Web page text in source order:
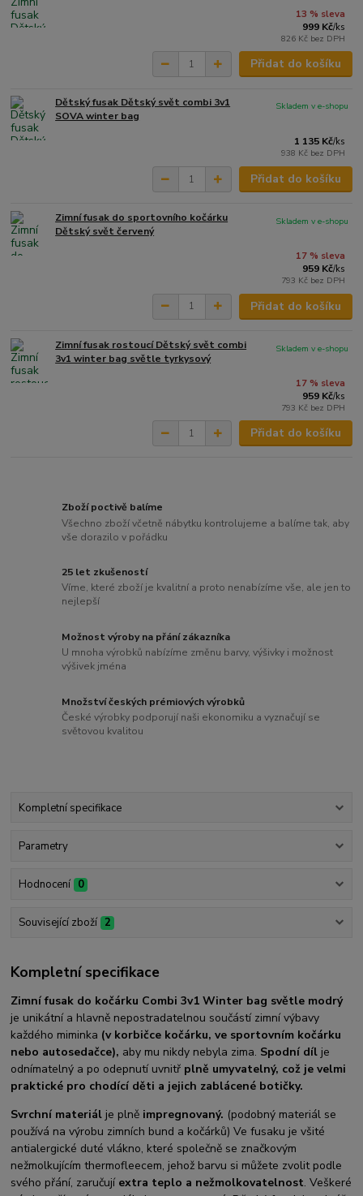
13 % sleva
999 Kč/ks
826 Kč bez DPH
Přidat do košíku
Dětský fusak Dětský svět combi 3v1
SOVA winter bag
1 135 Kč/ks
938 Kč bez DPH
Skladem v e-shopu
Přidat do košíku
Zimní fusak do sportovního kočárku
Dětský svět červený
17 % sleva
959 Kč/ks
793 Kč bez DPH
Skladem v e-shopu
Přidat do košíku
Zimní fusak rostoucí Dětský svět combi
3v1 winter bag světle tyrkysový
17 % sleva
959 Kč/ks
793 Kč bez DPH
Skladem v e-shopu
Přidat do košíku
Zboží poctivě balíme
Všechno zboží včetně nábytku kontrolujeme a balíme tak, aby
vše dorazilo v pořádku
25 let zkušeností
Víme, které zboží je kvalitní a proto nenabízíme vše, ale jen to
nejlepší
Možnost výroby na přání zákazníka
U mnoha výrobků nabízíme změnu barvy, výšivky i možnost
výšivek jména
Množství českých prémiových výrobků
České výrobky podporují naši ekonomiku a vyznačují se
světovou kvalitou
Kompletní specifikace
Parametry
Hodnocení 0
Související zboží 2
Kompletní specifikace
Zimní fusak do kočárku Combi 3v1 Winter bag světle modrý
je unikátní a hlavně nepostradatelnou součástí zimní výbavy
každého miminka (v korbičce kočárku, ve sportovním kočárku
nebo autosedačce), aby mu nikdy nebyla zima. Spodní díl je
odnímatelný a po odepnutí uvnitř plně umyvatelný, což je velmi
praktické pro chodící děti a jejich zablácené botičky.
Svrchní materiál je plně impregnovaný. (podobný materiál se
používá na výrobu zimních bund a kočárků) Ve fusaku je všité
antialergické duté vlákno, které společně se značkovým
nežmolkujícím thermofleecem, jehož barvu si můžete zvolit podle
svého přání, zaručují extra teplo a nežmolkovatelnost. Veškeré